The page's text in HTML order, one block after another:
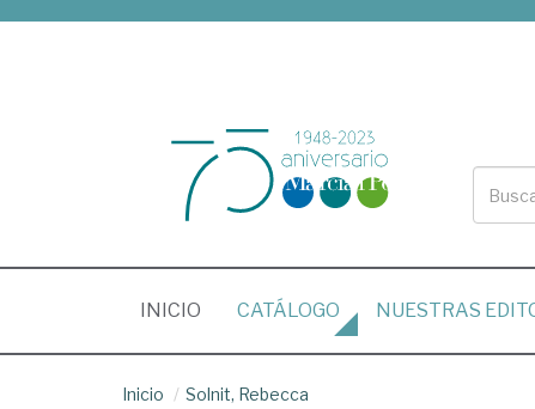
INICIO (CURRENT)
CATÁLOGO NUESTRAS
Inicio Solnit, Rebecca